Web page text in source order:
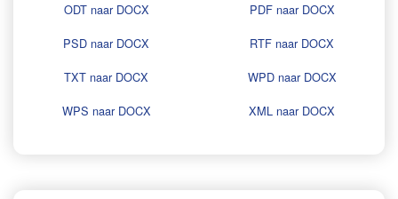
ODT naar DOCX
PDF naar DOCX
PSD naar DOCX
RTF naar DOCX
TXT naar DOCX
WPD naar DOCX
WPS naar DOCX
XML naar DOCX